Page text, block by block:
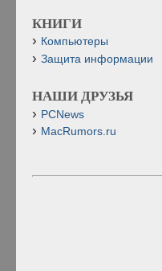
КНИГИ
Компьютеры
Защита информации
НАШИ ДРУЗЬЯ
PCNews
MacRumors.ru